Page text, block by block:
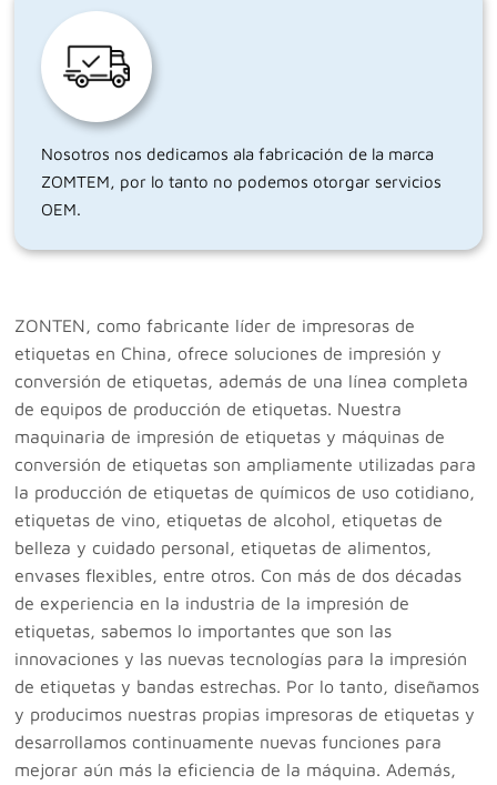
Nosotros nos dedicamos ala fabricación de la marca
ZOMTEM, por lo tanto no podemos otorgar servicios
OEM.
ZONTEN, como fabricante líder de impresoras de
etiquetas en China, ofrece soluciones de impresión y
conversión de etiquetas, además de una línea completa
de equipos de producción de etiquetas. Nuestra
maquinaria de impresión de etiquetas y máquinas de
conversión de etiquetas son ampliamente utilizadas para
la producción de etiquetas de químicos de uso cotidiano,
etiquetas de vino, etiquetas de alcohol, etiquetas de
belleza y cuidado personal, etiquetas de alimentos,
envases flexibles, entre otros. Con más de dos décadas
de experiencia en la industria de la impresión de
etiquetas, sabemos lo importantes que son las
innovaciones y las nuevas tecnologías para la impresión
de etiquetas y bandas estrechas. Por lo tanto, diseñamos
y producimos nuestras propias impresoras de etiquetas y
desarrollamos continuamente nuevas funciones para
mejorar aún más la eficiencia de la máquina. Además,